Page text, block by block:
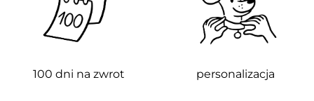
100 dni na zwrot personalizacja